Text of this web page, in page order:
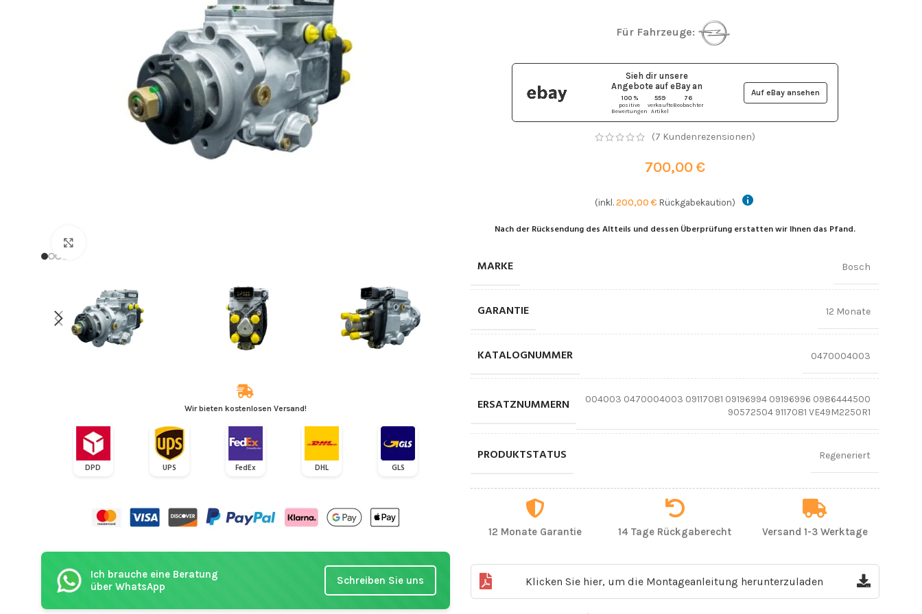
Wir bieten kostenlosen Versand!
DPD UPS FedEx DHL GLS
Ich brauche eine Beratung
über WhatsApp
Schreiben Sie uns
Für Fahrzeuge:
Sieh dir unsere
Angebote auf eBay an
100 %
positive
Bewertungen
559
verkaufte
Artikel
76
Beobachter
Auf eBay ansehen
(7 Kundenrezensionen)
700,00 €
(inkl.200,00€ Rückgabekaution)
Nach der Rücksendung des Altteils und dessen Überprüfung erstatten wir Ihnen das Pfand.
MARKE Bosch
GARANTIE 12 Monate
KATALOGNUMMER 0470004003
ERSATZNUMMERN
004003 0470004003 09117081 09196994 09196996 0986444500
90572504 9117081 VE49M2250R1
PRODUKTSTATUS Regeneriert
12 Monate Garantie 14 Tage Rückgaberecht Versand 1-3 Werktage
Klicken Sie hier, um die Montageanleitung herunterzuladen